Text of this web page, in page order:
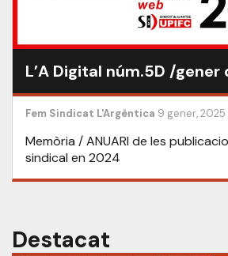
L’A Digital núm.5D /gener
Fem Sindicat L'Argèntica 9 gener, 2025
Memòria / ANUARI de les
sindical en 2024
Destacat